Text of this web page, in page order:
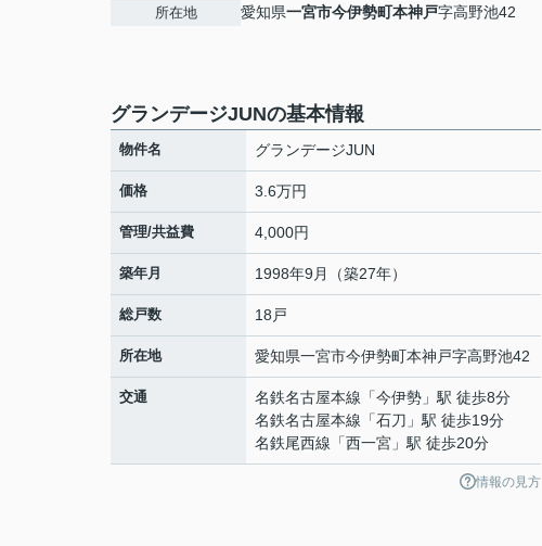
所在地 愛知県一宮市今伊勢町本神戸字高野池42
グランデージJUNの基本情報
物件名 グランデージJUN
価格 3.6万円
管理/共益費 4,000円
築年月 1998年9月（築27年）
総戸数 18戸
所在地 愛知県一宮市今伊勢町本神戸字高野池42
交通 名鉄名古屋本線 「今伊勢 」駅 徒歩8分
名鉄名古屋本線 「石刀 」駅 徒歩19分
名鉄尾西線 「西一宮 」駅 徒歩20分
情報の見方